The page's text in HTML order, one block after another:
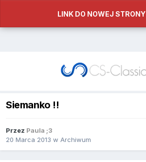
LINK DO NOWEJ STRONY
Siemanko !!
Przez Paula ;3
20 Marca 2013 w Archiwum